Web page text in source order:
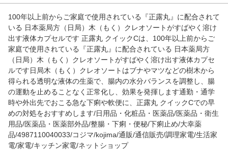
金融・マネー・保険
デジタルコンテンツ
ビジネス・その他サービス
Qoo10メガポ
Samsung ボーナスキャンペーン
週末の高還元 夏の長期版
100年以上前からご家庭で使用されている『正露丸』に配合されて
いる 日本薬局方（日局）木（もく）クレオソートがすばやく溶け
出す液体カプセルです 正露丸 クイックCは、100年以上前からご
家庭で使用されている『正露丸』に配合されている 日本薬局方
（日局）木（もく）クレオソートがすばやく溶け出す液体カプセ
ルです日局木（もく）クレオソートはブナやマツなどの樹木から
得られる透明な液体の生薬で、腸内の水分バランスを調整し、腸
の運動を止めることなく正常化し、効果を発揮します通勤・通学
時や外出先でおこる急な下痢や軟便に、正露丸 クイックCでの早
めの対処をおすすめします/日用品・化粧品・医薬品/医薬品・衛生
用品/医薬品・医薬部外品/整腸・下痢・便秘/下痢止め/大幸薬
品/4987110040033/コジマ/kojima/通販/通信販売/調理家電/生活家
電/家電/キッチン家電/ネットショップ